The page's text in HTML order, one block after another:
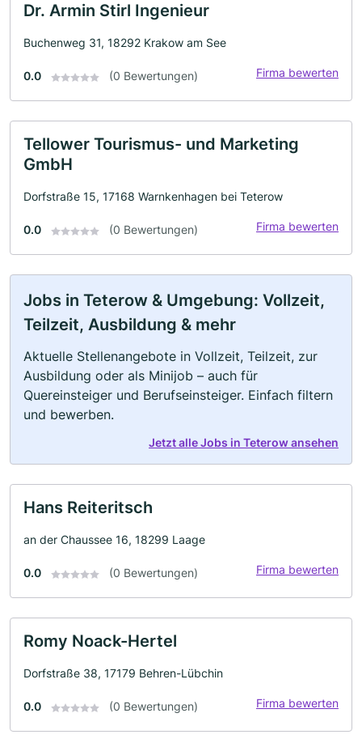
Dr. Armin Stirl Ingenieur
Buchenweg 31, 18292 Krakow am See
0.0 (0 Bewertungen) Firma bewerten
Tellower Tourismus- und Marketing
GmbH
Dorfstraße 15, 17168 Warnkenhagen bei Teterow
0.0 (0 Bewertungen) Firma bewerten
Jobs in Teterow & Umgebung: Vollzeit,
Teilzeit, Ausbildung & mehr
Aktuelle Stellenangebote in Vollzeit, Teilzeit, zur
Ausbildung oder als Minijob – auch für
Quereinsteiger und Berufseinsteiger. Einfach filtern
und bewerben.
Jetzt alle Jobs in Teterow ansehen
Hans Reiteritsch
an der Chaussee 16, 18299 Laage
0.0 (0 Bewertungen) Firma bewerten
Romy Noack-Hertel
Dorfstraße 38, 17179 Behren-Lübchin
0.0 (0 Bewertungen) Firma bewerten